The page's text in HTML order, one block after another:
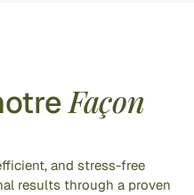
Façon
and stress-free
results through a proven